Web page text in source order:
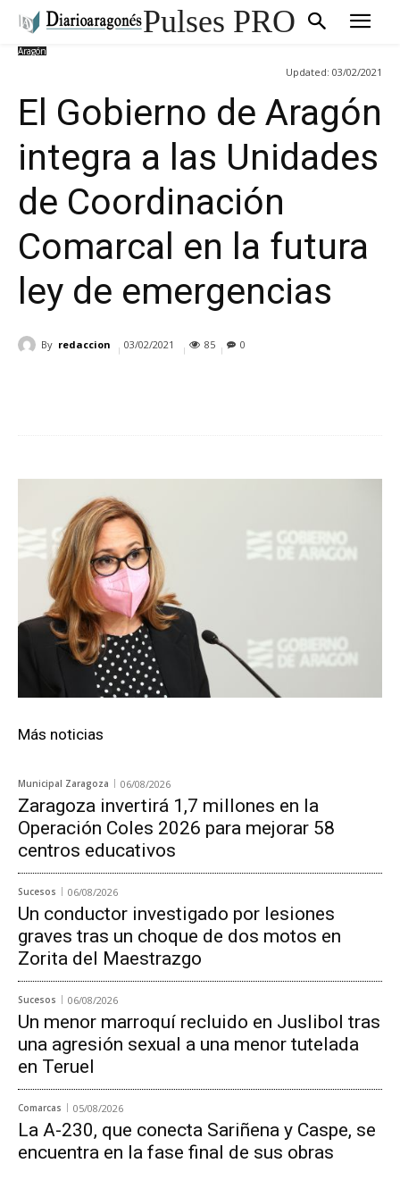
Pulses PRO
Aragón
Updated: 03/02/2021
El Gobierno de Aragón
integra a las Unidades
de Coordinación
Comarcal en la futura
ley de emergencias
By redaccion 03/02/2021 85 0
Más noticias
Municipal Zaragoza 06/08/2026
Zaragoza invertirá 1,7 millones en la
Operación Coles 2026 para mejorar 58
centros educativos
Sucesos 06/08/2026
Un conductor investigado por lesiones
graves tras un choque de dos motos en
Zorita del Maestrazgo
Sucesos 06/08/2026
Un menor marroquí recluido en Juslibol tras
una agresión sexual a una menor tutelada
en Teruel
Comarcas 05/08/2026
La A-230, que conecta Sariñena y Caspe, se
encuentra en la fase final de sus obras